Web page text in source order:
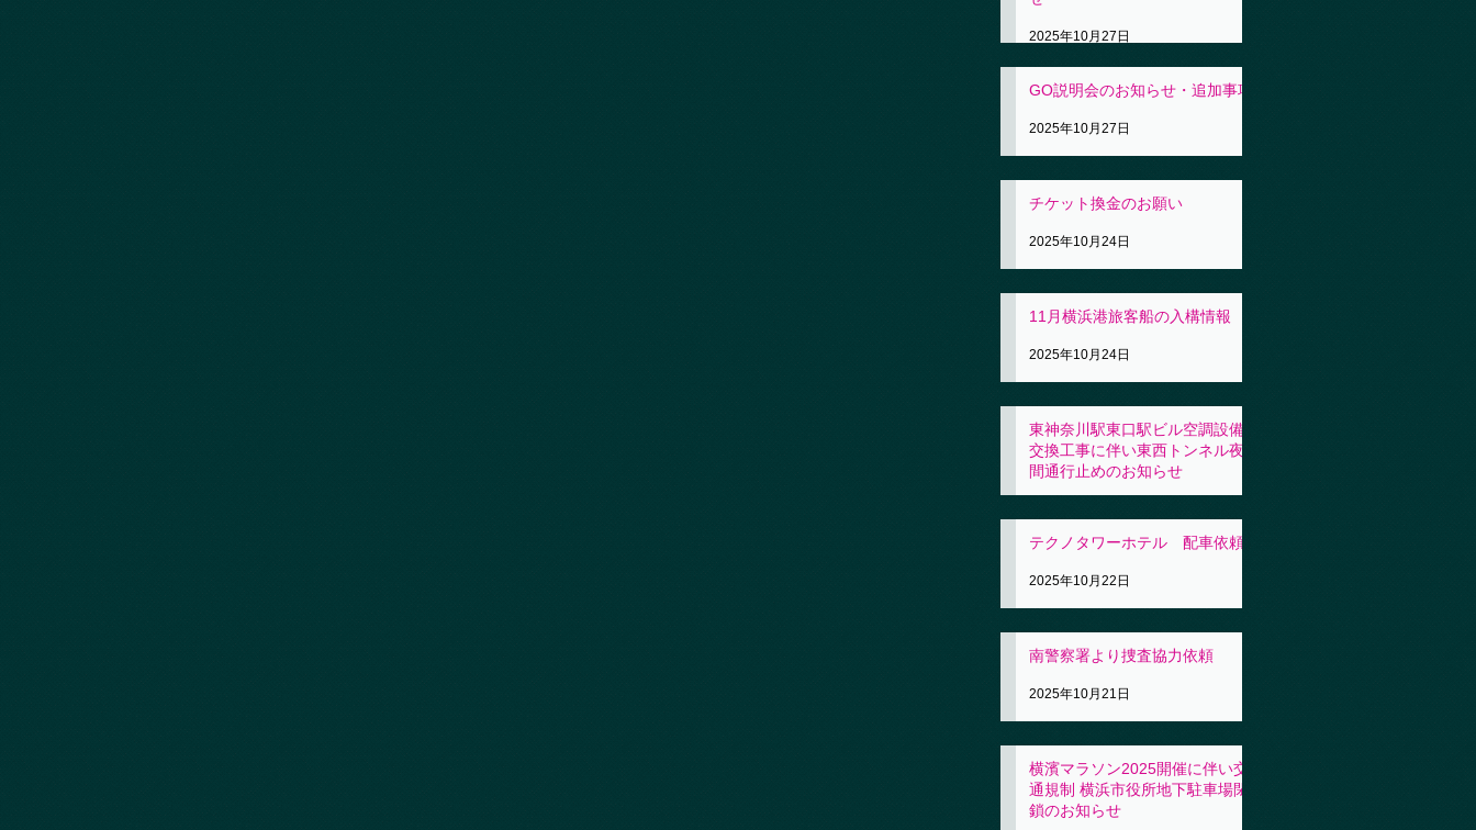
2025年10月27日
GO説明会のお知らせ・追加事項
2025年10月27日
チケット換金のお願い
2025年10月24日
11月横浜港旅客船の入構情報
2025年10月24日
東神奈川駅東口駅ビル空調設備
交換工事に伴い東西トンネル夜
間通行止めのお知らせ
テクノタワーホテル 配車依頼
2025年10月22日
南警察署より捜査協力依頼
2025年10月21日
横濱マラソン2025開催に伴い交
通規制 横浜市役所地下駐車場閉
鎖のお知らせ